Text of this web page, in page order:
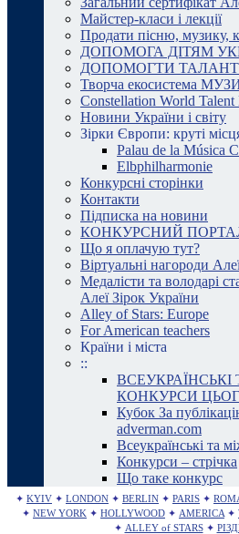
Майстер-класи і лекції
Продати пісню, музику,
ДОПОМОГА ДІТЯМ
ДОПОМОГТИ
Творча екосистема
Constellation World
Новини України і світу
Зірки Європи: круті
Palau de la Música
Elbphilharmonie
Конкурсні сторінки
Контакти
Підписка на новини
КОНКУРСНИЙ
Що я оплачую тут?
Віртуальні нагороди
Медалісти та володарі
Алеї Зірок України
Alley of Stars: Europe
For American teachers
Країни і міста
::
КОНКУРСИ
Кубок За
adverman.com
Всеукраїнські та
Конкурси – стрічка
Що таке конкурс
✦ KYIV ✦ LONDON ✦ BERLIN ✦ PARIS ✦
✦ NEW YORK ✦ HOLLYWOOD ✦ AMERICA ✦
✦ ALLEY of STARS ✦